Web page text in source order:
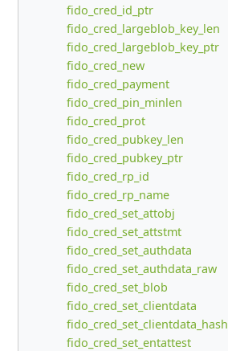
fido_cred_id_ptr
fido_cred_largeblob_key_len
fido_cred_largeblob_key_ptr
fido_cred_new
fido_cred_payment
fido_cred_pin_minlen
fido_cred_prot
fido_cred_pubkey_len
fido_cred_pubkey_ptr
fido_cred_rp_id
fido_cred_rp_name
fido_cred_set_attobj
fido_cred_set_attstmt
fido_cred_set_authdata
fido_cred_set_authdata_raw
fido_cred_set_blob
fido_cred_set_clientdata
fido_cred_set_clientdata_hash
fido_cred_set_entattest